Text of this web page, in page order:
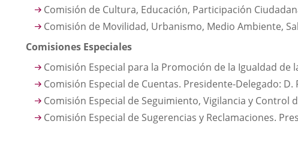
Comisión de Cultura, Educación, Participación
Comisión de Movilidad, Urbanismo, Medio Ambiente,
Comisiones Especiales
Comisión Especial para la Promoción de la Igualdad de
Comisión Especial de Cuentas. Presidente-Delegado:
Comisión Especial de Seguimiento, Vigilancia y Control
Comisión Especial de Sugerencias y Reclamaciones.